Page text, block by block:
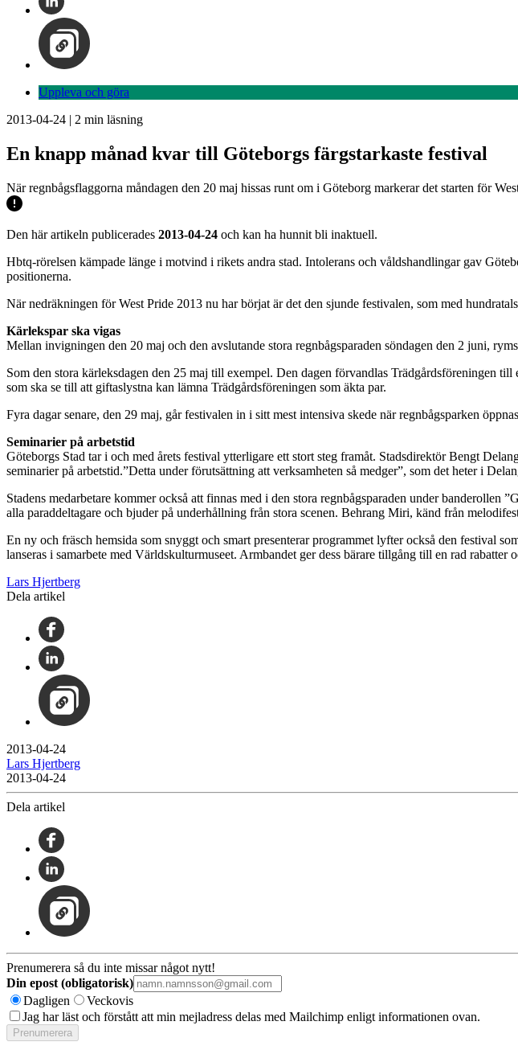
Uppleva och göra
2013-04-24 | 2 min läsning
En knapp månad kvar till Göteborgs färgstarkaste festival
När regnbågsflaggorna måndagen den 20 maj hissas runt om i Göteborg markerar det starten för
Den här artikeln publicerades 2013-04-24 och kan ha hunnit bli inaktuell.
Hbtq-rörelsen kämpade länge i motvind i rikets andra stad. Intolerans och våldshandlingar gav
positionerna.
När nedräkningen för West Pride 2013 nu har börjat är det den sjunde festivalen, som med
Kärlekspar ska vigas
Mellan invigningen den 20 maj och den avslutande stora regnbågsparaden söndagen den 2 juni,
Som den stora kärleksdagen den 25 maj till exempel. Den dagen förvandlas Trädgårdsföreningen
som ska se till att giftaslystna kan lämna Trädgårdsföreningen som äkta par.
Fyra dagar senare, den 29 maj, går festivalen in i sitt mest intensiva skede när regnbågsparken
Seminarier på arbetstid
Göteborgs Stad tar i och med årets festival ytterligare ett stort steg framåt. Stadsdirektör Bengt
seminarier på arbetstid.”Detta under förutsättning att verksamheten så medger”, som det heter i
Stadens medarbetare kommer också att finnas med i den stora regnbågsparaden under
alla paraddeltagare och bjuder på underhållning från stora scenen. Behrang Miri, känd från
En ny och fräsch hemsida som snyggt och smart presenterar programmet lyfter också den festival
lanseras i samarbete med Världskulturmuseet. Armbandet ger dess bärare tillgång till en rad rabatter
Lars Hjertberg
Dela artikel
2013-04-24
Lars Hjertberg
2013-04-24
Dela artikel
Prenumerera så du inte missar något nytt!
Din epost (obligatorisk)
Dagligen
Veckovis
Jag har läst och förstått att min mejladress delas med Mailchimp enligt informationen ovan.